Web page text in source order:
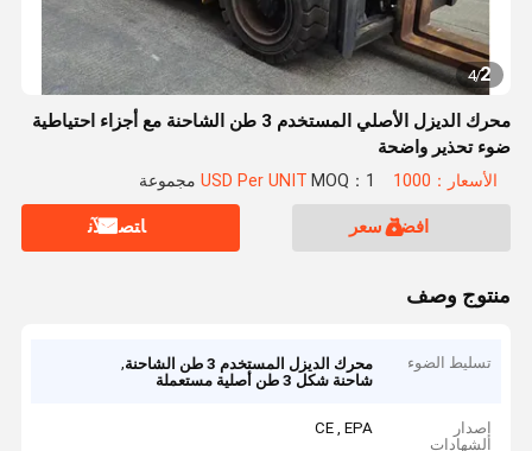
2
/
4
محرك الديزل الأصلي المستخدم 3 طن الشاحنة مع أجزاء احتياطية
ضوء تحذير واضحة
الأسعار：1000 USD Per UNIT MOQ：1 مجموعة
افضل سعر ﺎﺘﺼﻟ ﺍﻶﻧ
منتوج وصف
تسليط الضوء محرك الديزل المستخدم 3 طن الشاحنة
,
شاحنة شكل 3 طن أصلية مستعملة
إصدار
الشهادات
CE , EPA